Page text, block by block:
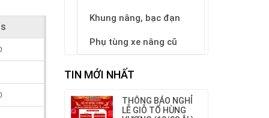
Khung nâng, bạc đạn
Phụ tùng xe nâng cũ
TIN MỚI NHẤT
THÔNG BÁO NGHỈ
LỄ GIỖ TỔ HÙNG